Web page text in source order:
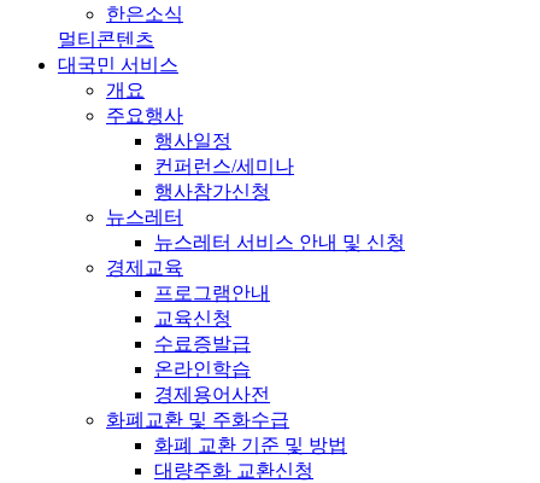
한은소식
멀티콘텐츠
대국민 서비스
개요
주요행사
행사일정
컨퍼런스/세미나
행사참가신청
뉴스레터
뉴스레터 서비스 안내 및 신청
경제교육
프로그램안내
교육신청
수료증발급
온라인학습
경제용어사전
화폐교환 및 주화수급
화폐 교환 기준 및 방법
대량주화 교환신청